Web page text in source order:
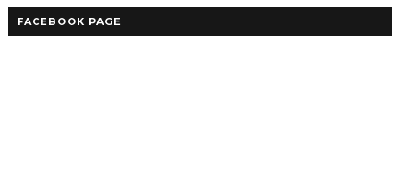
FACEBOOK PAGE